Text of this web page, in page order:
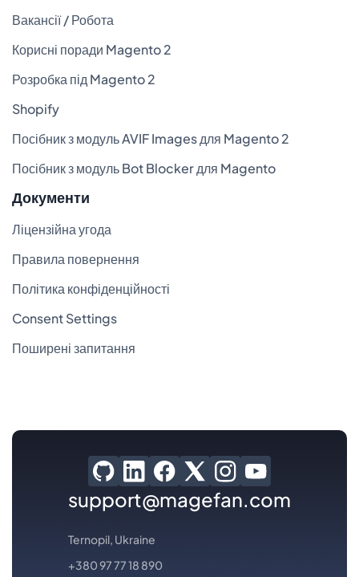
Вакансії / Робота
Корисні поради Magento 2
Розробка під Magento 2
Shopify
Посібник з модуль AVIF Images для Magento 2
Посібник з модуль Bot Blocker для Magento
Документи
Ліцензійна угода
Правила повернення
Політика конфіденційності
Consent Settings
Поширені запитання
support@magefan.com
Ternopil, Ukraine
+380 97 77 18 890